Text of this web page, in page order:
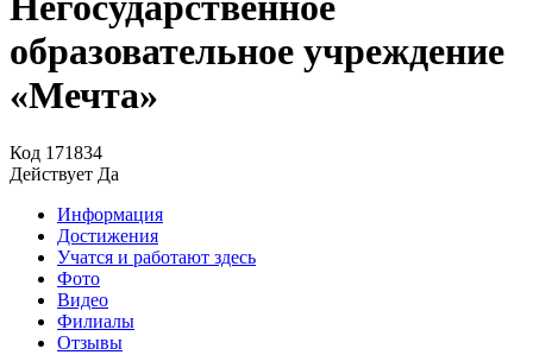
образовательное учреждение
«Мечта»
Код 171834
Действует Да
Информация
Достижения
Учатся и работают здесь
Фото
Видео
Филиалы
Отзывы